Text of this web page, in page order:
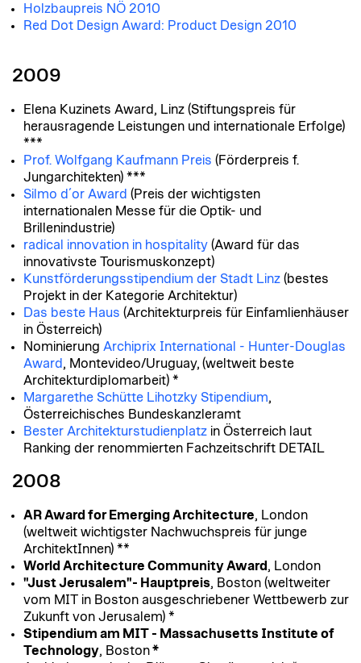
Holzbaupreis NÖ 2010
Red Dot Design Award: Product Design 2010
2009
Elena Kuzinets Award , Linz (Stiftungspreis für
herausragende Leistungen und internationale Erfolge)
***
Prof. Wolfgang Kaufmann Preis (Förderpreis f.
Jungarchitekten) ***
Silmo d´or Award (Preis der wichtigsten
internationalen Messe für die Optik- und
Brillenindustrie)
radical innovation in hospitality (Award für das
innovativste Tourismuskonzept)
Kunstförderungsstipendium der Stadt Linz (bestes
Projekt in der Kategorie Architektur)
Das beste Haus (Architekturpreis für Einfamlienhäuser
in Österreich)
Nominierung Archiprix International - Hunter-Douglas
Award , Montevideo/Uruguay, (weltweit beste
Architekturdiplomarbeit) *
Margarethe Schütte Lihotzky Stipendium,
Österreichisches Bundeskanzleramt
Bester Architekturstudienplatz in Österreich laut
Ranking der renommierten Fachzeitschrift DETAIL
2008
AR Award for Emerging Architecture, London
(weltweit wichtigster Nachwuchspreis für junge
ArchitektInnen) **
World Architecture Community Award , London
"Just Jerusalem"- Hauptpreis, Boston (weltweiter
vom MIT in Boston ausgeschriebener Wettbewerb zur
Zukunft von Jerusalem) *
Stipendium am MIT - Massachusetts Institute of
Technology, Boston*